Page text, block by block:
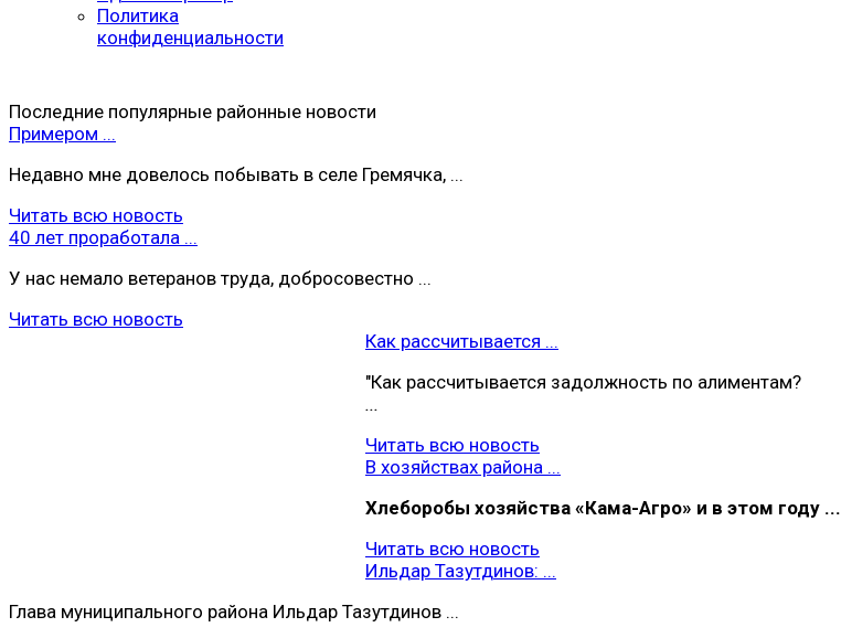
Политика
конфиденциальности
Последние популярные районные новости
Примером ...
Недавно мне довелось побывать в селе Гремячка, ...
Читать всю новость
40 лет проработала ...
У нас немало ветеранов труда, добросовестно ...
Читать всю новость
Как рассчитывается ...
"Как рассчитывается задолжность по алиментам?
...
Читать всю новость
В хозяйствах района ...
Хлеборобы хoзяйства «Кама-Агро» и в этом году ...
Читать всю новость
Ильдар Тазутдинов: ...
Глава муниципального района Ильдар Тазутдинов ...